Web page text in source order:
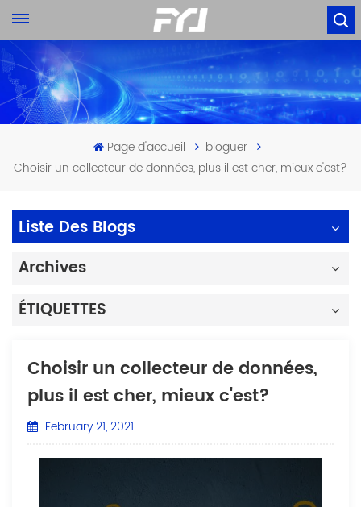
Page d'accueil
bloguer
Choisir un collecteur de données, plus il est cher, mieux c'est?
Liste Des Blogs
Archives
ÉTIQUETTES
Choisir un collecteur de données,
plus il est cher, mieux c'est?
February 21, 2021